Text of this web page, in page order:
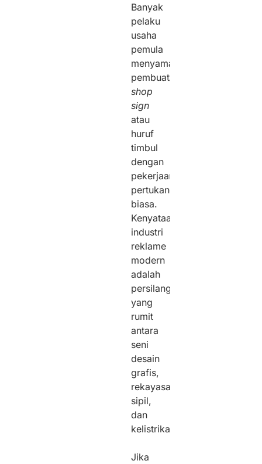
Banyak
pelaku
usaha
pemula
menyamakan
pembuatan
shop
sign
atau
huruf
timbul
dengan
pekerjaan
pertukangan
biasa.
Kenyataannya,
industri
reklame
modern
adalah
persilangan
yang
rumit
antara
seni
desain
grafis,
rekayasa
sipil,
dan
kelistrikan.
Jika